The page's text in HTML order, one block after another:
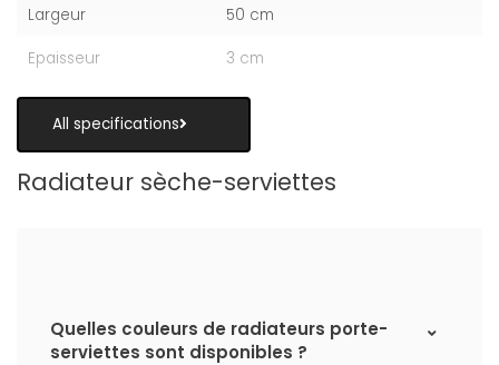
Largeur 50 cm
Epaisseur 3 cm
All specifications
Radiateur sèche-serviettes
Quelles couleurs de radiateurs porte-
serviettes sont disponibles ?